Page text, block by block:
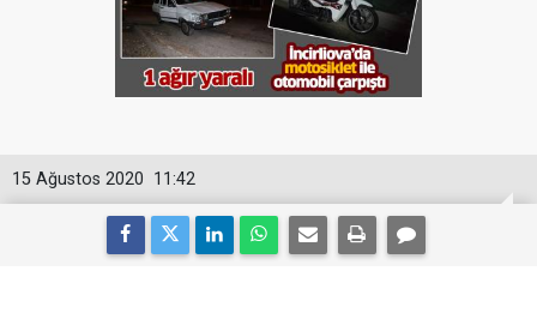
11:42
15 Ağustos 2020